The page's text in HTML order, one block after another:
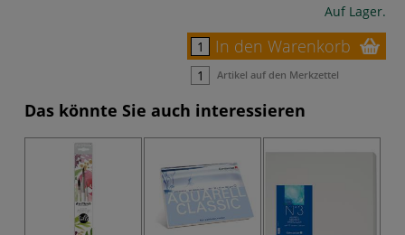
Auf Lager.
In den Warenkorb
Artikel auf den Merkzettel
Das könnte Sie auch interessieren